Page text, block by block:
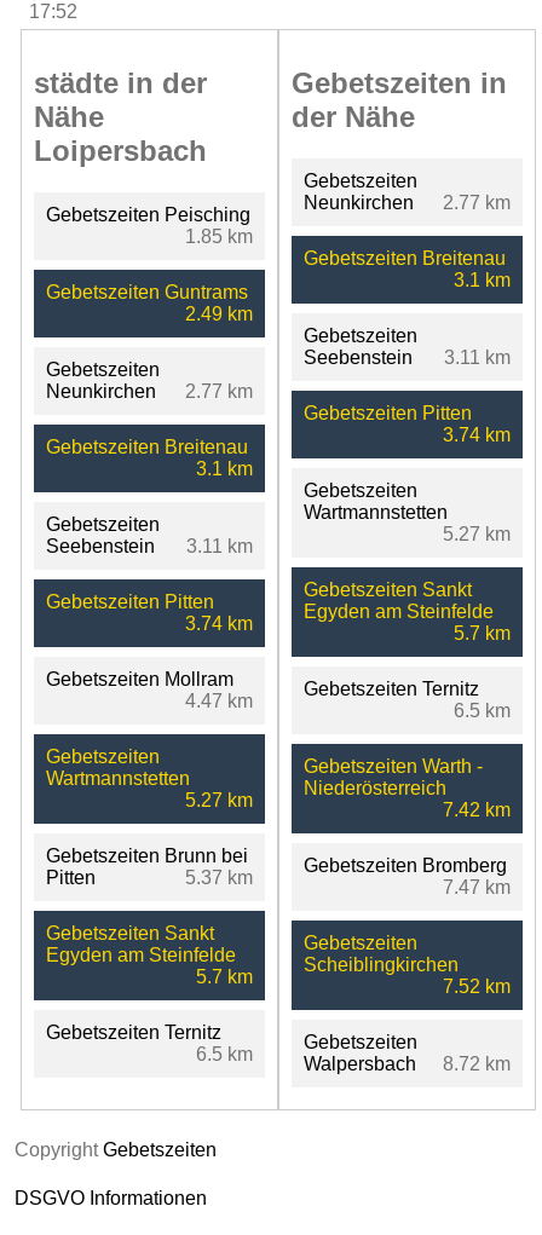
17:52
städte in der
Nähe
Loipersbach
Gebetszeiten Peisching
1.85 km
Gebetszeiten Guntrams
2.49 km
Gebetszeiten
Neunkirchen
2.77 km
Gebetszeiten Breitenau
3.1 km
Gebetszeiten
Seebenstein
3.11 km
Gebetszeiten Pitten
3.74 km
Gebetszeiten Mollram
4.47 km
Gebetszeiten
Wartmannstetten
5.27 km
Gebetszeiten Brunn bei
Pitten
5.37 km
Gebetszeiten Sankt
Egyden am Steinfelde
5.7 km
Gebetszeiten Ternitz
6.5 km
Gebetszeiten in
der Nähe
Gebetszeiten
Neunkirchen
2.77 km
Gebetszeiten Breitenau
3.1 km
Gebetszeiten
Seebenstein
3.11 km
Gebetszeiten Pitten
3.74 km
Gebetszeiten
Wartmannstetten
5.27 km
Gebetszeiten Sankt
Egyden am Steinfelde
5.7 km
Gebetszeiten Ternitz
6.5 km
Gebetszeiten Warth -
Niederösterreich
7.42 km
Gebetszeiten Bromberg
7.47 km
Gebetszeiten
Scheiblingkirchen
7.52 km
Gebetszeiten
Walpersbach
8.72 km
CopyrightGebetszeiten
DSGVO Informationen